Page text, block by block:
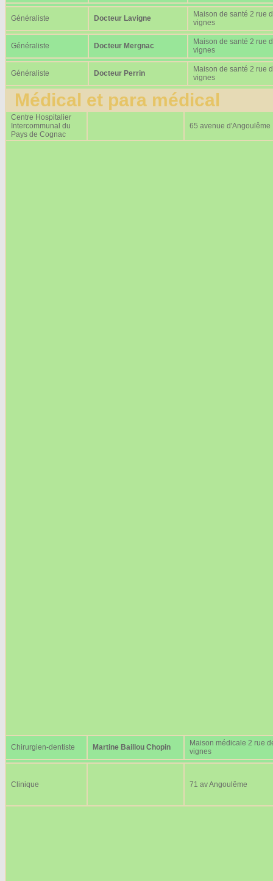
Généraliste Docteur Lavigne
Maison de santé 2 rue
vignes
Généraliste Docteur Mergnac
Maison de santé 2 rue
vignes
Généraliste Docteur Perrin
Maison de santé 2 rue
vignes
Médical et para médical
Centre Hospitalier
Intercommunal du
Pays de Cognac
65 avenue d'Angoulême
Chirurgien-dentiste Martine Baillou Chopin
Maison médicale 2 rue
vignes
Clinique 71 av Angoulême